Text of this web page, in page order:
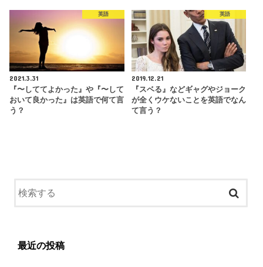
英語
2021.3.31
『〜しててよかった』や『〜して
おいて良かった』は英語で何て言
う？
英語
2019.12.21
『スベる』などギャグやジョーク
が全くウケないことを英語でなん
て言う？
最近の投稿